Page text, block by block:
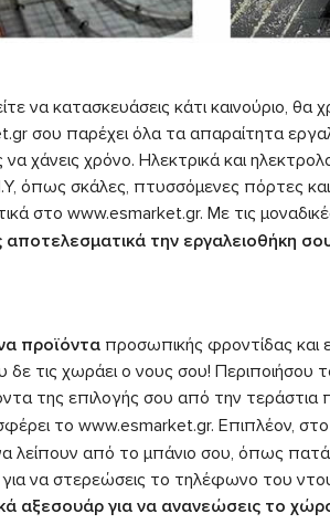
να κατασκευάσεις κάτι καινούριο, θα
σου παρέχει όλα τα απαραίτητα
χρόνο. Ηλεκτρικά και
όπως σκάλες, πτυσσόμενες πόρτες
στο www.esmarket.gr. Με τις
αποτελεσματικά την εργαλειοθήκη
προϊόνταπροσωπικής φροντίδας και
τις χωράει ο νους σου! Περιποιήσου
της επιλογής σου από την τεράστια
το www.esmarket.gr. Επιπλέον, στο
λείπουν από το μπάνιο σου, όπως
να στερεώσεις το τηλέφωνο του
αξεσουάρ για να ανανεώσεις το